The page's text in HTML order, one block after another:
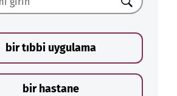
Ara
bir tıbbi uygulama
bir hastane